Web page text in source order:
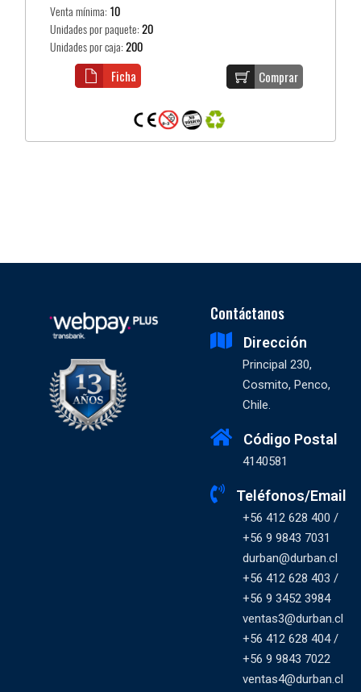
Venta mínima: 10
Unidades por paquete:20
Unidades por caja:200
Comprar
Ficha
Contáctanos
Dirección
Principal 230,
Cosmito, Penco,
Chile.
Código Postal
4140581
Teléfonos/Email
+56 412 628 400 /
+56 9 9843 7031
durban@durban.cl
+56 412 628 403 /
+56 9 3452 3984
ventas3@durban.cl
+56 412 628 404 /
+56 9 9843 7022
ventas4@durban.cl